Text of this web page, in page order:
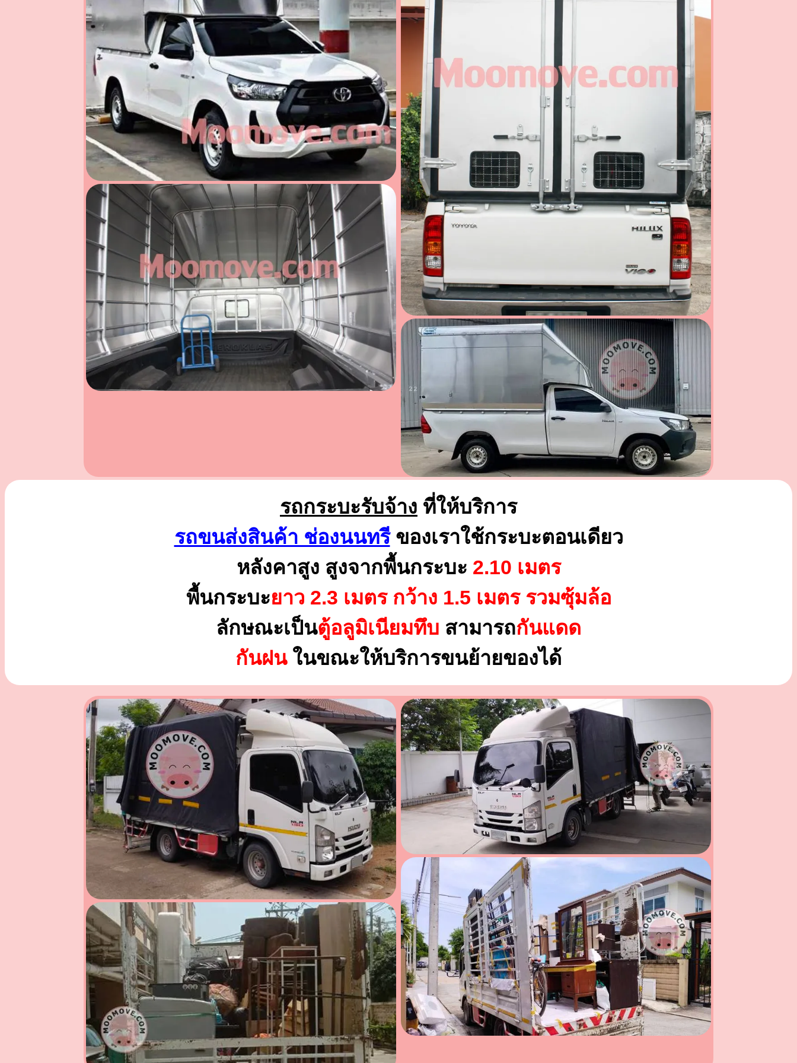
รถกระบะรับจ้าง ที่ให้บริการ
รถขนส่งสินค้า ช่องนนทรีของเราใช้กระบะตอนเดียว
หลังคาสูง สูงจากพื้นกระบะ 2.10 เมตร
พื้นกระบะยาว 2.3 เมตร กว้าง 1.5 เมตร รวมซุ้มล้อ
ลักษณะเป็นตู้อลูมิเนียมทึบ สามารถกันแดด
กันฝนในขณะให้บริการขนย้ายของได้